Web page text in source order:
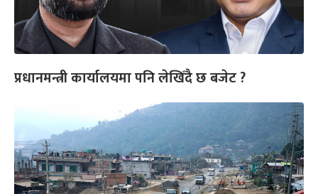
प्रधानमन्त्री कार्यालयमा पनि लेखिँदै छ बजेट ?